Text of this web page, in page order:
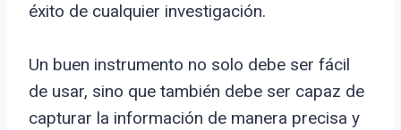
éxito de cualquier investigación.
Un buen instrumento no solo debe ser fácil
de usar, sino que también debe ser capaz de
capturar la información de manera precisa y